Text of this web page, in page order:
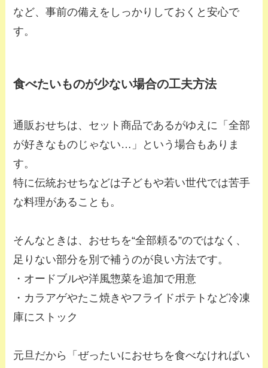
など、事前の備えをしっかりしておくと安心で
す。
食べたいものが少ない場合の工夫方法
通販おせちは、セット商品であるがゆえに「全部
が好きなものじゃない…」という場合もありま
す。
特に伝統おせちなどは子どもや若い世代では苦手
な料理があることも。
そんなときは、おせちを“全部頼る”のではなく、
足りない部分を別で補うのが良い方法です。
・オードブルや洋風惣菜を追加で用意
・カラアゲやたこ焼きやフライドポテトなど冷凍
庫にストック
元旦だから「ぜったいにおせちを食べなければい